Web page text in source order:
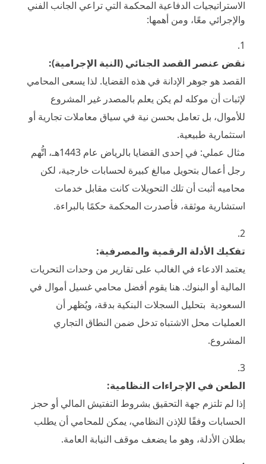
الاستراتيجيات الدفاعية المحكمة التي تراعي الجانب الفني
والإجرائي معًا، ومن أهمها:
نقض عنصر القصد الجنائي (النية الإجرامية):
القصد هو جوهر الإدانة في هذه القضايا. لذا يسعى المحامي
لإثبات أن موكله لم يكن يعلم بالمصدر غير المشروع
للأموال، بل تعامل بحسن نية في سياق معاملات تجارية أو
استثمارية طبيعية.
مثال عملي: في إحدى القضايا بالرياض عام 1443هـ، اتُّهم
رجل أعمال بتحويل مبالغ كبيرة لحسابات خارجية، لكن
محاميه أثبت أن تلك التحويلات كانت مقابل خدمات
استشارية موثقة، فأصدرت المحكمة حكمًا بالبراءة.
تفكيك الأدلة الرقمية والمصرفية:
يعتمد الادعاء في الغالب على تقارير من وحدات التحريات
المالية أو البنوك. هنا يقوم أفضل محامي غسيل أموال في
السعودية بتحليل السجلات البنكية بدقة، ويُظهر أن
العمليات محل الاشتباه تدخل ضمن النطاق التجاري
المشروع.
الطعن في الإجراءات النظامية:
إذا لم تلتزم جهة التحقيق بشروط التفتيش المالي أو حجز
الحسابات وفقًا للإذن النظامي، يمكن للمحامي أن يطلب
بطلان الأدلة، وهو ما يضعف موقف النيابة العامة.